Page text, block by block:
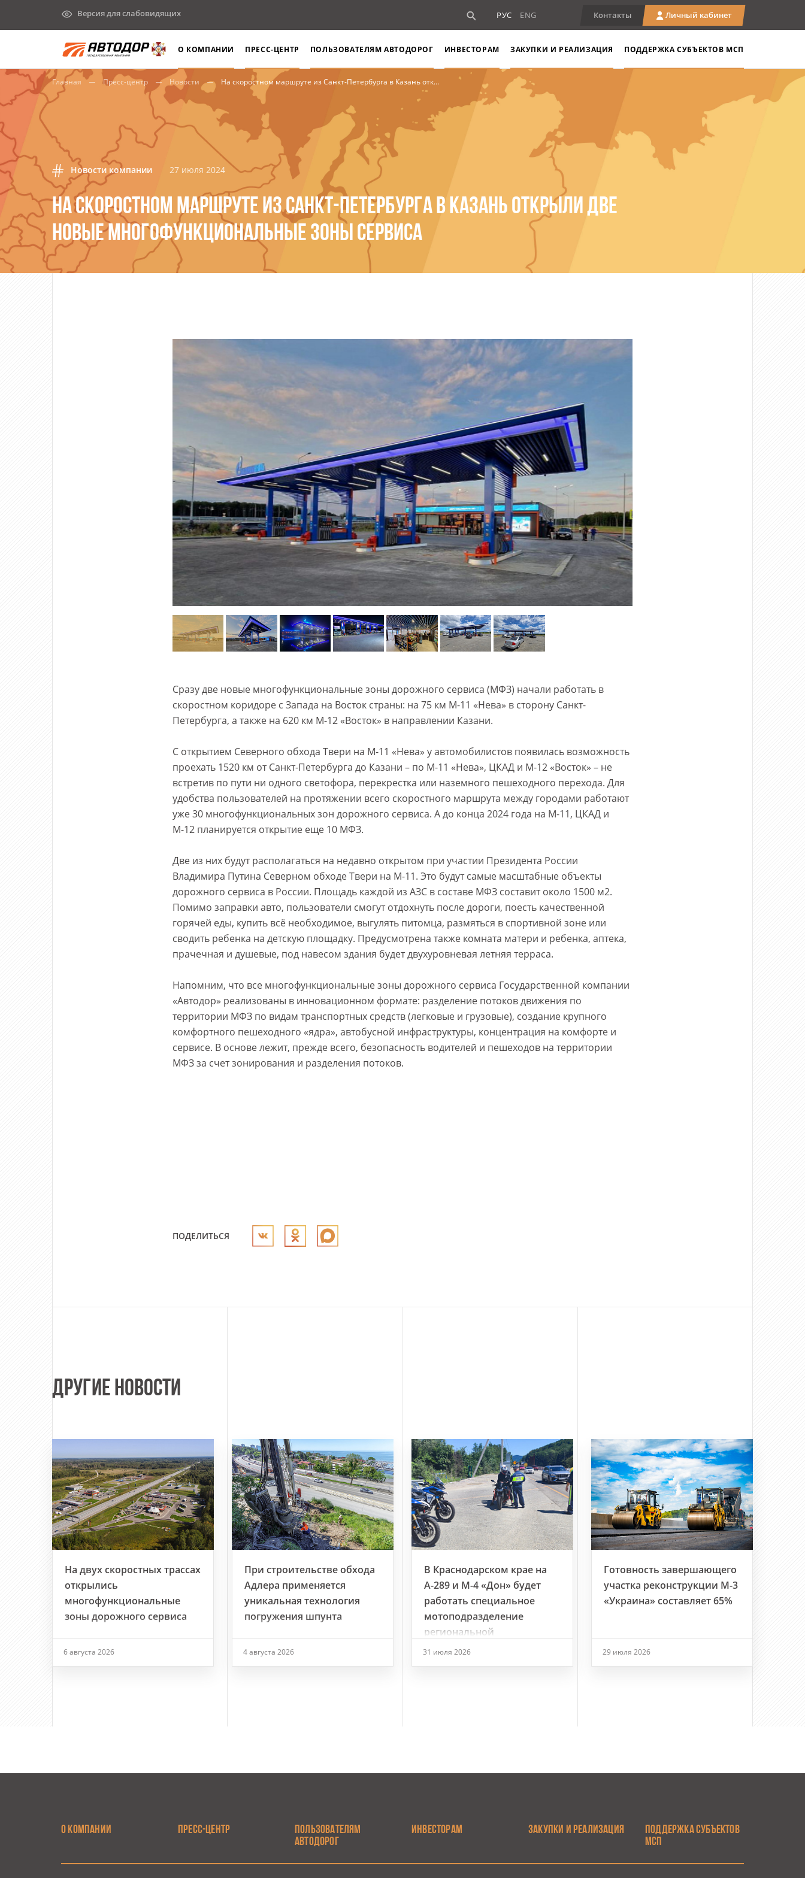
Версия для слабовидящих РУС ENG Контакты Личный кабинет
О КОМПАНИИ ПРЕСС-ЦЕНТР ПОЛЬЗОВАТЕЛЯМ АВТОДОРОГ ИНВЕСТОРАМ ЗАКУПКИ И РЕАЛИЗАЦИЯ ПОДДЕРЖКА СУБЪЕКТОВ МСП
Главная Пресс-центр Новости На скоростном маршруте из Санкт-Петербурга в Казань открыли две новые многофункциональные зоны сервиса
Новости компании 27 июля 2024
НА СКОРОСТНОМ МАРШРУТЕ ИЗ САНКТ-ПЕТЕРБУРГА В КАЗАНЬ ОТКРЫЛИ ДВЕ
НОВЫЕ МНОГОФУНКЦИОНАЛЬНЫЕ ЗОНЫ СЕРВИСА
Сразу две новые многофункциональные зоны дорожного сервиса (МФЗ) начали работать в
скоростном коридоре с Запада на Восток страны: на 75 км М-11 «Нева» в сторону Санкт-
Петербурга, а также на 620 км М-12 «Восток» в направлении Казани.
С открытием Северного обхода Твери на М-11 «Нева» у автомобилистов появилась возможность
проехать 1520 км от Санкт-Петербурга до Казани – по М-11 «Нева», ЦКАД и М-12 «Восток» – не
встретив по пути ни одного светофора, перекрестка или наземного пешеходного перехода. Для
удобства пользователей на протяжении всего скоростного маршрута между городами работают
уже 30 многофункциональных зон дорожного сервиса. А до конца 2024 года на М-11, ЦКАД и
М-12 планируется открытие еще 10 МФЗ.
Две из них будут располагаться на недавно открытом при участии Президента России
Владимира Путина Северном обходе Твери на М-11. Это будут самые масштабные объекты
дорожного сервиса в России. Площадь каждой из АЗС в составе МФЗ составит около 1500 м2.
Помимо заправки авто, пользователи смогут отдохнуть после дороги, поесть качественной
горячей еды, купить всё необходимое, выгулять питомца, размяться в спортивной зоне или
сводить ребенка на детскую площадку. Предусмотрена также комната матери и ребенка, аптека,
прачечная и душевые, под навесом здания будет двухуровневая летняя терраса.
Напомним, что все многофункциональные зоны дорожного сервиса Государственной компании
«Автодор» реализованы в инновационном формате: разделение потоков движения по
территории МФЗ по видам транспортных средств (легковые и грузовые), создание крупного
комфортного пешеходного «ядра», автобусной инфраструктуры, концентрация на комфорте и
сервисе. В основе лежит, прежде всего, безопасность водителей и пешеходов на территории
МФЗ за счет зонирования и разделения потоков.
ПОДЕЛИТЬСЯ
ДРУГИЕ НОВОСТИ
На двух скоростных трассах
открылись
многофункциональные
зоны дорожного сервиса
6 августа 2026
При строительстве обхода
Адлера применяется
уникальная технология
погружения шпунта
4 августа 2026
В Краснодарском крае на
А-289 и М-4 «Дон» будет
работать специальное
мотоподразделение
региональной
Госавтоинспекции
31 июля 2026
Готовность завершающего
участка реконструкции М-3
«Украина» составляет 65%
29 июля 2026
О КОМПАНИИ ПРЕСС-ЦЕНТР
ПОЛЬЗОВАТЕЛЯМ
АВТОДОРОГ
ИНВЕСТОРАМ ЗАКУПКИ И РЕАЛИЗАЦИЯ
ПОДДЕРЖКА СУБЪЕКТОВ
МСП